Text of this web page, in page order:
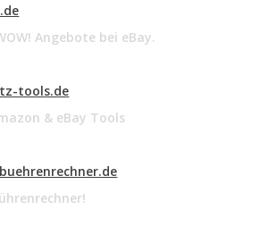
Angebote bei eBay.
tools.de
& eBay Tools